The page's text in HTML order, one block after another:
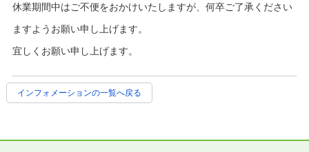
休業期間中はご不便をおかけいたしますが、何卒ご了承ください
ますようお願い申し上げます。
宜しくお願い申し上げます。
インフォメーションの一覧へ戻る